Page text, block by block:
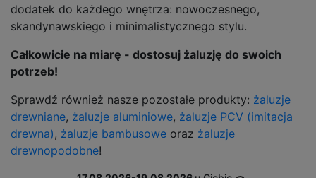
dodatek do każdego wnętrza: nowoczesnego,
skandynawskiego i minimalistycznego stylu.
Całkowicie na miarę - dostosuj żaluzję do swoich
potrzeb!
Sprawdź również nasze pozostałe produkty: żaluzje
drewniane, żaluzje aluminiowe, żaluzje PCV (imitacja
drewna) , żaluzje bambusowe oraz żaluzje
drewnopodobne!